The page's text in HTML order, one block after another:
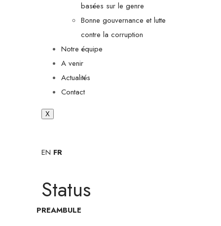
basées sur le genre
Bonne gouvernance et lutte
contre la corruption
Notre équipe
A venir
Actualités
Contact
X
EN FR
Status
PREAMBULE